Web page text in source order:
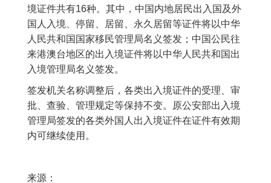
境证件共有16种。其中，中国内地居民出入国及外
国人入境、停留、居留、永久居留等证件将以中华
人民共和国国家移民管理局名义签发；中国公民往
来港澳台地区的出入境证件将以中华人民共和国出
入境管理局名义签发。
签发机关名称调整后，各类出入境证件的受理、审
批、查验、管理规定等保持不变。原公安部出入境
管理局签发的各类外国人出入境证件在证件有效期
内可继续使用。
来源：